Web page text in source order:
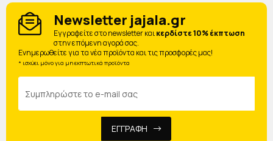
Newsletter jajala.gr
Eγγραφείτε στο newsletter καικερδίστε 10% έκπτωση
στην επόμενη αγορά σας.
Ενημερωθείτε για τα νέα προϊόντα και τις προσφορές μας!
* ισχύει μόνο για μη εκπτωτικά προϊόντα
ΕΓΓΡΑΦΗ